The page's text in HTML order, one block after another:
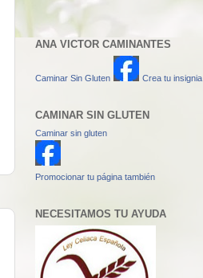
ANA VICTOR CAMINANTES
Caminar Sin Gluten Crea tu insignia
CAMINAR SIN GLUTEN
Caminar sin gluten
Promocionar tu página también
NECESITAMOS TU AYUDA